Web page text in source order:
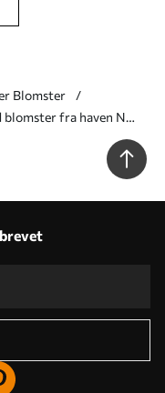
Blomster
fra haven Nr.